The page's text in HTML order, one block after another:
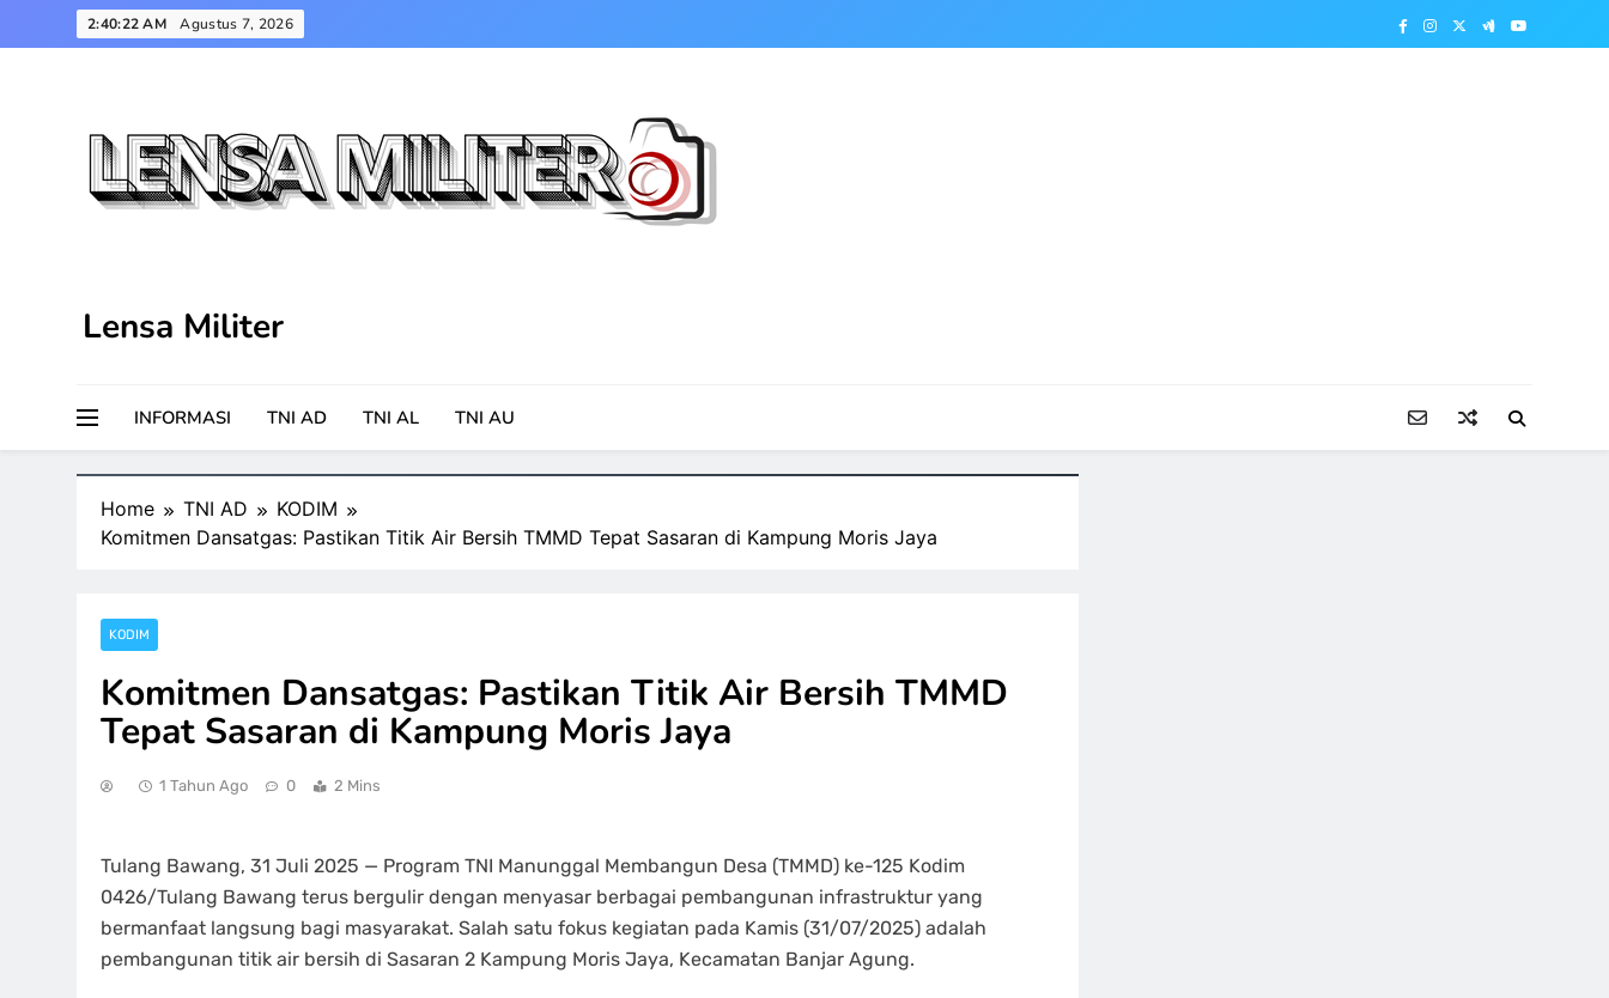
to
2:40:23 AM Agustus 7, 2026
Lensa Militer
INFORMASI TNI AD TNI AL TNI AU
Home TNI AD
KODIM
Komitmen Dansatgas: Pastikan Titik Air Bersih TMMD Tepat Sasaran di Kampung Moris Jaya
KODIM
Komitmen Dansatgas: Pastikan Titik Air Bersih TMMD
Tepat Sasaran di Kampung Moris Jaya
1 Tahun Ago 0 2 Mins
Tulang Bawang, 31 Juli 2025 — Program TNI Manunggal Membangun Desa (TMMD) ke-125 Kodim
0426/Tulang Bawang terus bergulir dengan menyasar berbagai pembangunan infrastruktur yang
bermanfaat langsung bagi masyarakat. Salah satu fokus kegiatan pada Kamis (31/07/2025) adalah
pembangunan titik air bersih di Sasaran 2 Kampung Moris Jaya, Kecamatan Banjar Agung.